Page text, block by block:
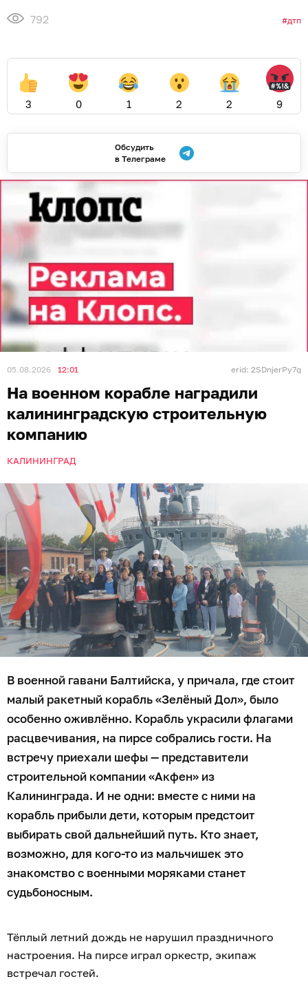
792 дтп
3 0 1 2 2 9
Обсудить
в Телеграме
05.08.2026 12:01 erid: 2SDnjerPy7q
На военном корабле наградили
калининградскую строительную
компанию
КАЛИНИНГРАД
В военной гавани Балтийска, у причала, где стоит
малый ракетный корабль «Зелёный Дол», было
особенно оживлённо. Корабль украсили флагами
расцвечивания, на пирсе собрались гости. На
встречу приехали шефы — представители
строительной компании «Акфен» из
Калининграда. И не одни: вместе с ними на
корабль прибыли дети, которым предстоит
выбирать свой дальнейший путь. Кто знает,
возможно, для кого-то из мальчишек это
знакомство с военными моряками станет
судьбоносным.
Тёплый летний дождь не нарушил праздничного
настроения. На пирсе играл оркестр, экипаж
встречал гостей.